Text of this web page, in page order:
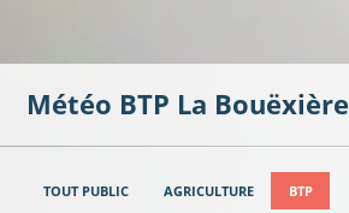
Météo BTP La Bouëxière
TOUT PUBLIC AGRICULTURE BTP